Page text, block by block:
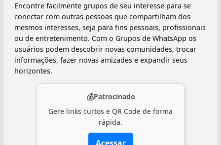
Encontre facilmente grupos de seu interesse para se
conectar com outras pessoas que compartilham dos
mesmos interesses, seja para fins pessoais, profissionais
ou de entretenimento. Com o Grupos de WhatsApp os
usuários podem descobrir novas comunidades, trocar
informações, fazer novas amizades e expandir seus
horizontes.
💰Patrocinado
Gere links curtos e QR Code de forma
rápida.